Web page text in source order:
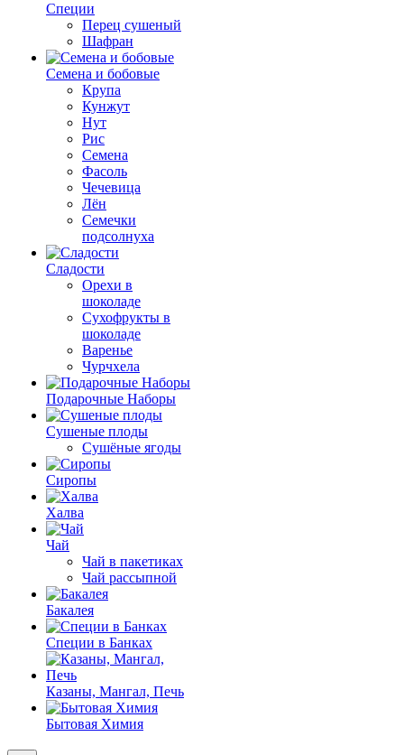
Специи
Перец сушеный
Шафран
Семена и бобовые
Крупа
Кунжут
Нут
Рис
Семена
Фасоль
Чечевица
Лён
Семечки
подсолнуха
Сладости
Орехи в
шоколаде
Сухофрукты в
шоколаде
Варенье
Чурчхела
Подарочные Наборы
Cушеные плоды
Сушёные ягоды
Сиропы
Халва
Чай
Чай в пакетиках
Чай рассыпной
Бакалея
Специи в Банках
Казаны, Мангал, Печь
Бытовая Химия